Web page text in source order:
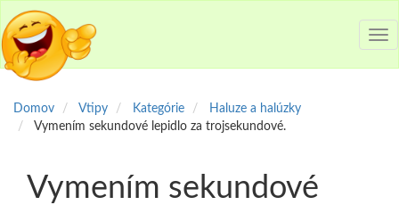
Domov Vtipy Kategórie
Haluze a halúzky
Vymením sekundové lepidlo za trojsekundové.
Vymením sekundové